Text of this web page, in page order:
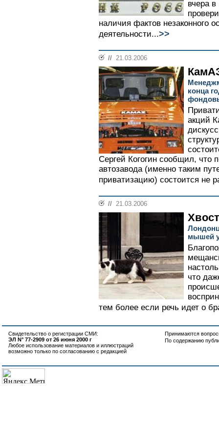
вчера в
наличия фактов незаконного
деятельности...>>
// 21.03.2006
конца
акций
Сергей Когогин сообщил, что
автозавода (именно таким
приватизацию) состоится не
// 21.03.2006
мышей у
что
тем более если речь идет о
Свидетельство о регистрации СМИ:
ЭЛ N° 77-2909 от 26 июня 2000 г
Любое использование материалов и иллюстраций
возможно только по согласованию с редакцией
Принимаются
По содержанию